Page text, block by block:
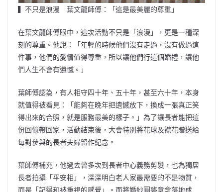
▍不只是浪漫 葉文龍師傅：「這是最美麗的尊重」
在葉文龍師傅眼中，這次活動不只是「浪漫」，更是一種深
刻的尊重。他說：「年輕的時候他們沒有走過，沒有做過這
件事，他們的愛情值得尊重，所以讓他們行這個婚禮，讓他
們人生不會有遺憾。」
葉師傅認為，有人相守四十年、五十年，甚至六十年，本身
就值得被看見：「能夠在晚年把遺憾放下，換成一張真正笑
得出來的合照，就是服務最美的樣子。」為了讓長者能把這
份回憶帶回家，活動結束後，大會特別將花球及襟花贈送給
每對參與的長者夫婦留作紀念。
葉師傅補充，他過去曾多次到長者中心義務剪髮，也為獨居
長者拍攝「平安相」，深深明白老人家最需要的不是物質，
而是「記得和被重視的感覺」。而將婚紗圓夢意念落地成